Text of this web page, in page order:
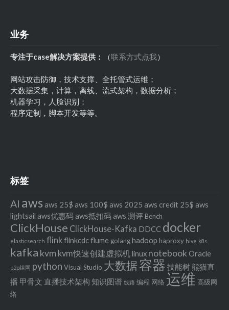
业务
专注于case解决方案提供： （联系方式点我）
网站攻击防御，技术支撑、全托管式运维；
大数据采集，计算，离线、流式架构，数据分析；
机器学习，人脸识别；
程序定制，脚本开发等等。
标签
AI aws aws 25$ aws 100$ aws 2025 aws credit 25$ aws
lightsail aws优惠码 aws抵扣码 aws 测评 Bench
ClickHouse ClickHouse-Kafka DDCC docker
elasticsearch flinkflinkcdcflume golanghadoop haproxy hive k8s
kafka kvm kvm快速创建虚拟机 linux notebook Oracle
p2p组网 python Visual Studio 大数据容器 技能树 熊猫直
播 甲骨文 直播技术架构 知识图谱 线路 编程 网络 运维 高级网
络